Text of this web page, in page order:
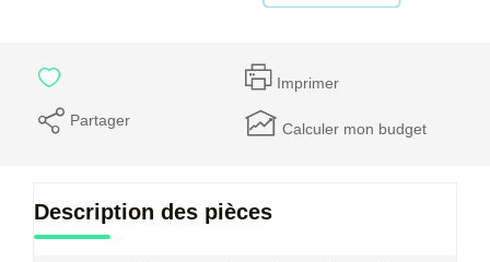
Imprimer
Partager Calculer mon budget
Description des pièces